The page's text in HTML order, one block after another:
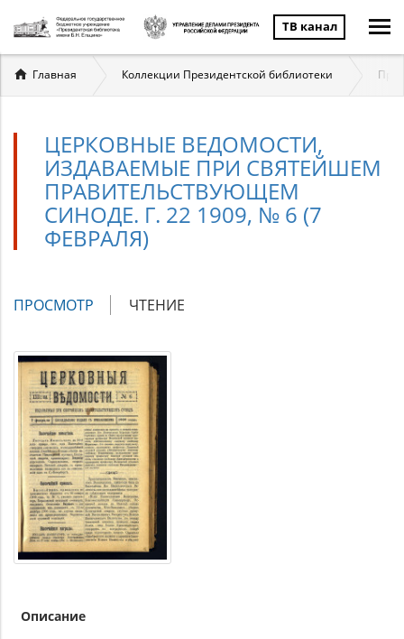
ТВ канал
Вы
здесь
Главная Коллекции Президентской библиотеки
ЦЕРКОВНЫЕ ВЕДОМОСТИ,
ИЗДАВАЕМЫЕ ПРИ СВЯТЕЙШЕМ
ПРАВИТЕЛЬСТВУЮЩЕМ
СИНОДЕ. Г. 22 1909, № 6 (7
ФЕВРАЛЯ)
Главные
ПРОСМОТР (АКТИВНАЯ
ЧТЕНИЕ
Описание